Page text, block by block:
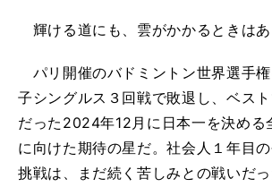
輝ける道にも、雲がかかるときはあ
パリ開催のバドミントン世界選手
子シングルス３回戦で敗退し、ベス
だった2024年12月に日本一を決め
に向けた期待の星だ。社会人１年目
挑戦は、まだ続く苦しみとの戦いだ